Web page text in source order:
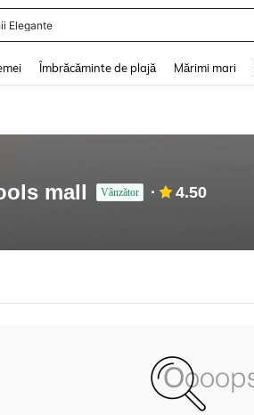
Elegante
Îmbrăcăminte de plajă Mărimi mari
mall Vânzător 4.50